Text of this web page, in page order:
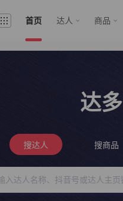
首页 达人 商品
达
搜达人 搜商品